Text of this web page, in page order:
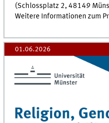
(Schlossplatz 2, 48149
Weitere Informationen zum
01.06.2026